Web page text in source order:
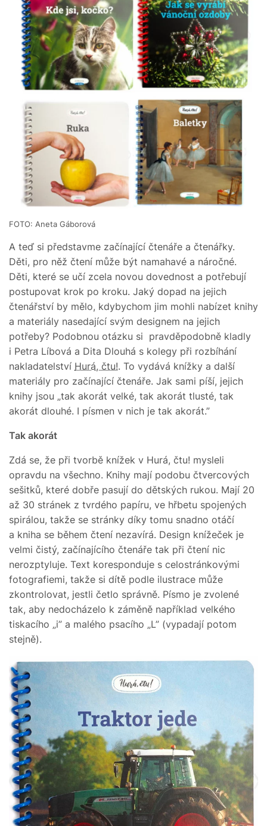
FOTO: Aneta Gáborová
A teď si představme začínající čtenáře a čtenářky.
Děti, pro něž čtení může být namahavé a náročné.
Děti, které se učí zcela novou dovednost a potřebují
postupovat krok po kroku. Jaký dopad na jejich
čtenářství by mělo, kdybychom jim mohli nabízet knihy
a materiály nasedající svým designem na jejich
potřeby? Podobnou otázku si pravděpodobně kladly
i Petra Líbová a Dita Dlouhá s kolegy při rozbíhání
nakladatelství Hurá, čtu!. To vydává knížky a další
materiály pro začínající čtenáře. Jak sami píší, jejich
knihy jsou „tak akorát velké, tak akorát tlusté, tak
akorát dlouhé. I písmen v nich je tak akorát.”
Tak akorát
Zdá se, že při tvorbě knížek v Hurá, čtu! mysleli
opravdu na všechno. Knihy mají podobu čtvercových
sešitků, které dobře pasují do dětských rukou. Mají 20
až 30 stránek z tvrdého papíru, ve hřbetu spojených
spirálou, takže se stránky díky tomu snadno otáčí
a kniha se během čtení nezavírá. Design knížeček je
velmi čistý, začínajícího čtenáře tak při čtení nic
nerozptyluje. Text koresponduje s celostránkovými
fotografiemi, takže si dítě podle ilustrace může
zkontrolovat, jestli četlo správně. Písmo je zvolené
tak, aby nedocházelo k záměně například velkého
tiskacího „i” a malého psacího „L” (vypadají potom
stejně).